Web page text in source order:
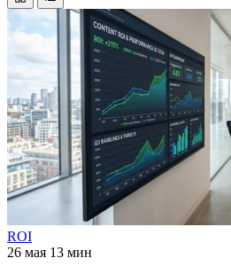
ROI
26 мая 13 мин